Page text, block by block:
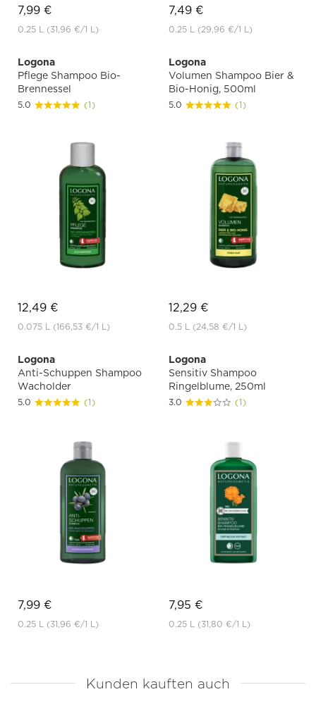
7,99 €
0.25 L (31,96 €/1 L)
7,49 €
0.25 L (29,96 €/1 L)
Logona
Pflege Shampoo Bio-
Brennessel
5.0 (1)
12,49 €
0.075 L (166,53 €/1 L)
Logona
Volumen Shampoo Bier &
Bio-Honig, 500ml
5.0 (1)
12,29 €
0.5 L (24,58 €/1 L)
Logona
Anti-Schuppen Shampoo
Wacholder
5.0 (1)
7,99 €
0.25 L (31,96 €/1 L)
Logona
Sensitiv Shampoo
Ringelblume, 250ml
3.0 (1)
7,95 €
0.25 L (31,80 €/1 L)
Kunden kauften auch